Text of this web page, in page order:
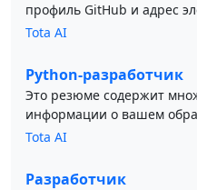
профиль GitHub и адрес
Tota AI
Python-разработчик
Это резюме содержит
информации о вашем
Tota AI
Разработчик